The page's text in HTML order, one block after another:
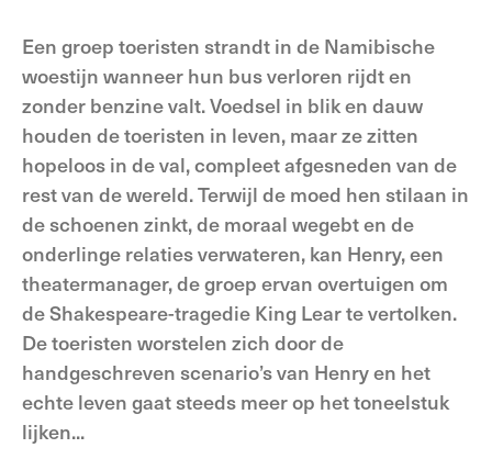
Een groep toeristen strandt in de Namibische
woestijn wanneer hun bus verloren rijdt en
zonder benzine valt. Voedsel in blik en dauw
houden de toeristen in leven, maar ze zitten
hopeloos in de val, compleet afgesneden van de
rest van de wereld. Terwijl de moed hen stilaan in
de schoenen zinkt, de moraal wegebt en de
onderlinge relaties verwateren, kan Henry, een
theatermanager, de groep ervan overtuigen om
de Shakespeare-tragedie King Lear te vertolken.
De toeristen worstelen zich door de
handgeschreven scenario’s van Henry en het
echte leven gaat steeds meer op het toneelstuk
lijken...